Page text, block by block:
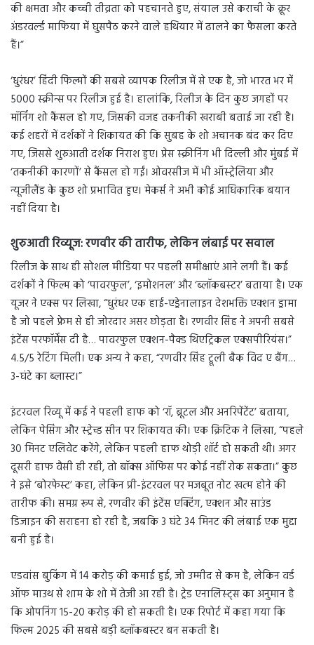
की क्षमता और कच्ची तीव्रता को पहचानते हुए, संयाल उसे कराची के क्रूर
अंडरवर्ल्ड माफिया में घुसपैठ करने वाले हथियार में ढालने का फैसला करते
हैं।”
‘धुरंधर’ हिंदी फिल्मों की सबसे व्यापक रिलीज में से एक है, जो भारत भर में
5000 स्क्रीन्स पर रिलीज हुई है। हालांकि, रिलीज के दिन कुछ जगहों पर
मॉर्निंग शो कैंसल हो गए, जिसकी वजह तकनीकी खराबी बताई जा रही है।
कई शहरों में दर्शकों ने शिकायत की कि सुबह के शो अचानक बंद कर दिए
गए, जिससे शुरुआती दर्शक निराश हुए। प्रेस स्क्रीनिंग भी दिल्ली और मुंबई में
‘तकनीकी कारणों’ से कैंसल हो गईं। ओवरसीज में भी ऑस्ट्रेलिया और
न्यूजीलैंड के कुछ शो प्रभावित हुए। मेकर्स ने अभी कोई आधिकारिक बयान
नहीं दिया है।
शुरुआती रिव्यूज: रणवीर की तारीफ, लेकिन लंबाई पर सवाल
रिलीज के साथ ही सोशल मीडिया पर पहली समीक्षाएं आने लगी हैं। कई
दर्शकों ने फिल्म को ‘पावरफुल’, ‘इमोशनल’ और ‘ब्लॉकबस्टर’ बताया है। एक
यूजर ने एक्स पर लिखा, “धुरंधर एक हाई-एड्रेनालाइन देशभक्ति एक्शन ड्रामा
है जो पहले फ्रेम से ही जोरदार असर छोड़ता है। रणवीर सिंह ने अपनी सबसे
इंटेंस परफॉर्मेंस दी है… पावरफुल एक्शन-पैक्ड थिएट्रिकल एक्सपीरियंस।”
4.5/5 रेटिंग मिली। एक अन्य ने कहा, “रणवीर सिंह ट्रूली बैक विद ए बैंग…
3-घंटे का ब्लास्ट।”
इंटरवल रिव्यू में कई ने पहली हाफ को ‘रॉ, ब्रूटल और अनरिपेंटेंट’ बताया,
लेकिन पेसिंग और स्ट्रेच्ड सीन पर शिकायत की। एक क्रिटिक ने लिखा, “पहले
30 मिनट एलिवेट करेंगे, लेकिन पहली हाफ थोड़ी शॉर्ट हो सकती थी। अगर
दूसरी हाफ वैसी ही रही, तो बॉक्स ऑफिस पर कोई नहीं रोक सकता।” कुछ
ने इसे ‘बोरफेस्ट’ कहा, लेकिन प्री-इंटरवल पर मजबूत नोट खत्म होने की
तारीफ की। समग्र रूप से, रणवीर की इंटेंस एक्टिंग, एक्शन और साउंड
डिजाइन की सराहना हो रही है, जबकि 3 घंटे 34 मिनट की लंबाई एक मुद्दा
बनी हुई है।
एडवांस बुकिंग में 14 करोड़ की कमाई हुई, जो उम्मीद से कम है, लेकिन वर्ड
ऑफ माउथ से शाम के शो में तेजी आ रही है। ट्रेड एनालिस्ट्स का अनुमान है
कि ओपनिंग 15-20 करोड़ की हो सकती है। एक रिपोर्ट में कहा गया कि
फिल्म 2025 की सबसे बड़ी ब्लॉकबस्टर बन सकती है।